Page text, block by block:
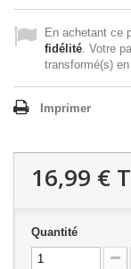
En achetant ce
fidélité. Votre
transformé(s)
Imprimer
16,99 €
Quantité